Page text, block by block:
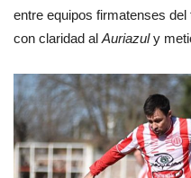
entre equipos firmatenses del
con claridad al Auriazuly